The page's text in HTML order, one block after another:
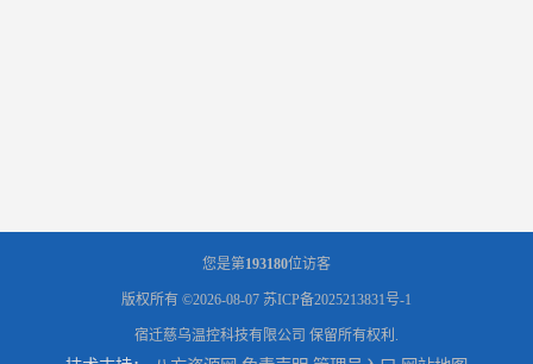
您是第193180位访客
版权所有 ©2026-08-07 苏ICP备2025213831号-1
宿迁慈乌温控科技有限公司 保留所有权利.